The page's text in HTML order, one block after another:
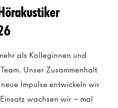
als Kolleginnen und
Unser Zusammenhalt
Impulse entwickeln wir
wachsen wir – mal